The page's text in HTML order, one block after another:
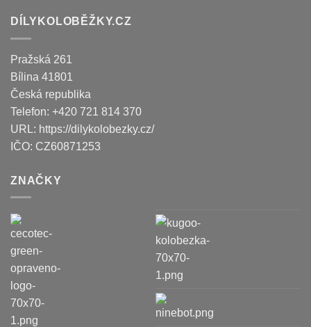
DÍLYKOLOBĚŽKY.CZ
Pražská 261
Bílina 41801
Česká republika
Telefon: +420 721 814 370
URL: https://dilykolobezky.cz/
IČO: CZ60871253
ZNAČKY